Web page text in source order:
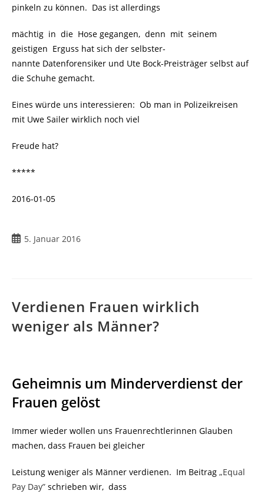
pinkeln zu können. Das ist allerdings
mächtig in die Hose gegangen, denn mit seinem
geistigen Erguss hat sich der selbster-
nannte Datenforensiker und Ute Bock-Preisträger selbst auf
die Schuhe gemacht.
Eines würde uns interessieren: Ob man in Polizeikreisen
mit Uwe Sailer wirklich noch viel
Freude hat?
*****
2016-01-05
Beitrag5. Januar 2016
Verdienen Frauen wirklich
weniger als Männer?
Geheimnis um Minderverdienst der
Frauen gelöst
Immer wieder wollen uns Frauenrechtlerinnen Glauben
machen, dass Frauen bei gleicher
Leistung weniger als Männer verdienen. Im Beitrag „Equal
Pay Day” schrieben wir, dass